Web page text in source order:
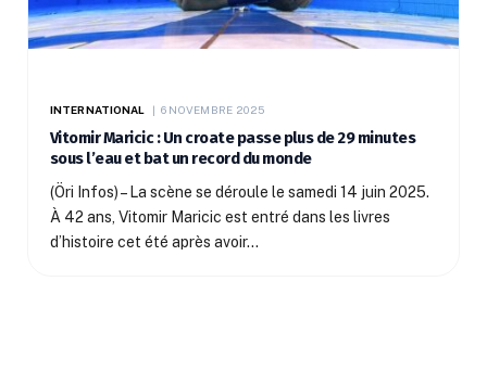
INTERNATIONAL 6 NOVEMBRE 2025
Vitomir Maricic : Un croate passe plus de 29 minutes
sous l’eau et bat un record du monde
(Öri Infos) – La scène se déroule le samedi 14 juin 2025.
À 42 ans, Vitomir Maricic est entré dans les livres
d’histoire cet été après avoir…